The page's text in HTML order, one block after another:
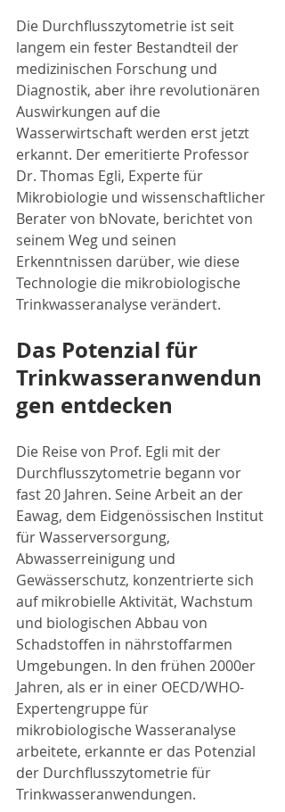
Die Durchflusszytometrie ist seit
langem ein fester Bestandteil der
medizinischen Forschung und
Diagnostik, aber ihre revolutionären
Auswirkungen auf die
Wasserwirtschaft werden erst jetzt
erkannt. Der emeritierte Professor
Dr. Thomas Egli, Experte für
Mikrobiologie und wissenschaftlicher
Berater von bNovate, berichtet von
seinem Weg und seinen
Erkenntnissen darüber, wie diese
Technologie die mikrobiologische
Trinkwasseranalyse verändert.
Das Potenzial für
Trinkwasseranwendun
gen entdecken
Die Reise von Prof. Egli mit der
Durchflusszytometrie begann vor
fast 20 Jahren. Seine Arbeit an der
Eawag, dem Eidgenössischen Institut
für Wasserversorgung,
Abwasserreinigung und
Gewässerschutz, konzentrierte sich
auf mikrobielle Aktivität, Wachstum
und biologischen Abbau von
Schadstoffen in nährstoffarmen
Umgebungen. In den frühen 2000er
Jahren, als er in einer OECD/WHO-
Expertengruppe für
mikrobiologische Wasseranalyse
arbeitete, erkannte er das Potenzial
der Durchflusszytometrie für
Trinkwasseranwendungen.